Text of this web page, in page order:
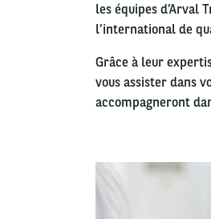
les équipes d’Arval
l’international de
Grâce à leur
vous assister dans
accompagneront
Left
column